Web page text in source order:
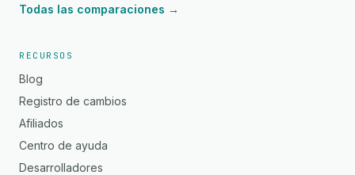
Todas las comparaciones →
RECURSOS
Blog
Registro de cambios
Afiliados
Centro de ayuda
Desarrolladores